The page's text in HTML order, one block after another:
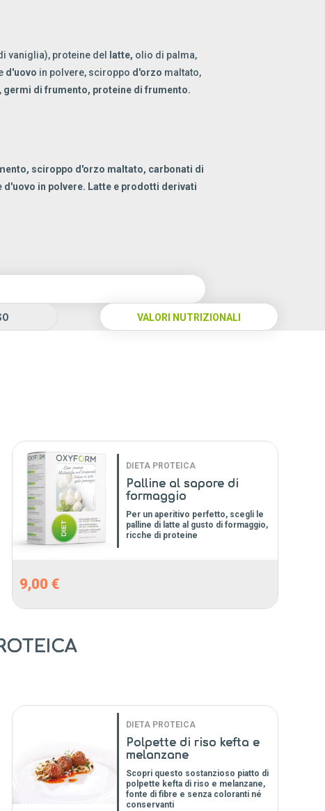
VALORI NUTRIZIONALI
vaniglia), proteine del latte, olio di palma,
d'uovo in polvere, sciroppo d'orzo maltato,
germi di frumento, proteine di frumento.
sciroppo d'orzo maltato, carbonati di
in polvere. Latte e prodotti derivati
DIETA PROTEICA
Palline al sapore di
formaggio
Per un aperitivo perfetto, scegli le
palline di latte al gusto di formaggio,
ricche di proteine
9,00 €
DIETA PROTEICA
Polpette di riso kefta e
melanzane
Scopri questo sostanzioso piatto di
polpette kefta di riso e melanzane,
fonte di fibre e senza coloranti né
conservanti